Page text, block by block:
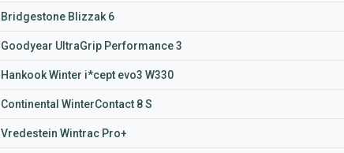
Bridgestone Blizzak 6
Goodyear UltraGrip Performance 3
Hankook Winter i*cept evo3 W330
Continental WinterContact 8 S
Vredestein Wintrac Pro+